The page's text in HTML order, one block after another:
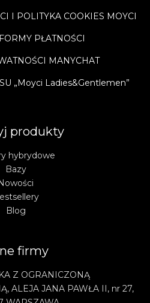
I POLITYKA COOKIES MOYCI
PŁATNOŚCI
MANYCHAT
„Moyci Ladies&Gentlemen”
produkty
hybrydowe
Bazy
Blog
firmy
Z OGRANICZONĄ
ALEJA JANA PAWŁA II, nr 27,